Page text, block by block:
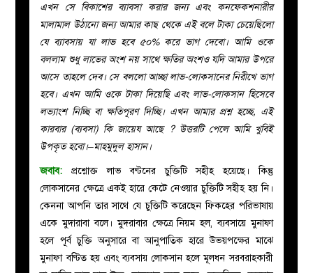
করুন
এখন সে বিকাশের ব্যাবসা করার জন্য এবং কনফেকশনারীর
মালামাল উঠানো জন্য আমার কাছ থেকে এই বলে টাকা চেয়েছিলো
যে ব্যাবসায় যা লাভ হবে ৫০% করে ভাগ দেবো। আমি ওকে
বললাম শুধু লাভের অংশ নয় সাথে ক্ষতির অংশও যদি আমার উপরে
আসে তাহলে দেব। সে বললো আচ্ছা লাভ-লোকসানের নিরীখে ভাগ
হবে। এখন আমি ওকে টাকা দিয়েছি এবং লাভ-লোকসান হিসেবে
লভ্যাংশ নিচ্ছি বা ক্ষতিপূরণ দিচ্ছি। এখন আমার প্রশ্ন হচ্ছে, এই
কারবার (ব্যবসা) কি জায়েয আছে ? উত্তরটি পেলে আমি খুবিই
উপকৃত হবো।–মাহমুদুল হাসান।
জবাব:
প্রশ্নোক্ত লাভ বণ্টনের চুক্তিটি সহীহ হয়েছে। কিন্তু
লোকসানের ক্ষেত্রে একই হারে কেটে নেওয়ার চুক্তিটি সহীহ হয় নি।
কেননা আপনি তার সাথে যে চুক্তিটি করেছেন ফিকহের পরিভাষায়
একে মুদারাবা বলে। মুদরাবার ক্ষেত্রে নিয়ম হল, ব্যবসায়ে মুনাফা
হলে পূর্ব চুক্তি অনুসারে বা আনুপাতিক হারে উভয়পক্ষের মাঝে
মুনাফা বণ্টিত হয় এবং ব্যবসায় লোকসান হলে মূলধন সরবরাহকারী